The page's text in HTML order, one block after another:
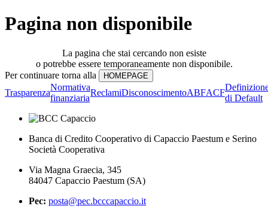
Pagina non disponibile
La pagina che stai cercando non esiste
o potrebbe essere temporaneamente non disponibile.
Per continuare torna alla
Trasparenza
Normativa
finanziaria
ReclamiDisconoscimentoABFACF
di Default
Banca di Credito Cooperativo di Capaccio Paestum e Serino
Società Cooperativa
Via Magna Graecia, 345
84047 Capaccio Paestum (SA)
Pec: posta@pec.bcccapaccio.it